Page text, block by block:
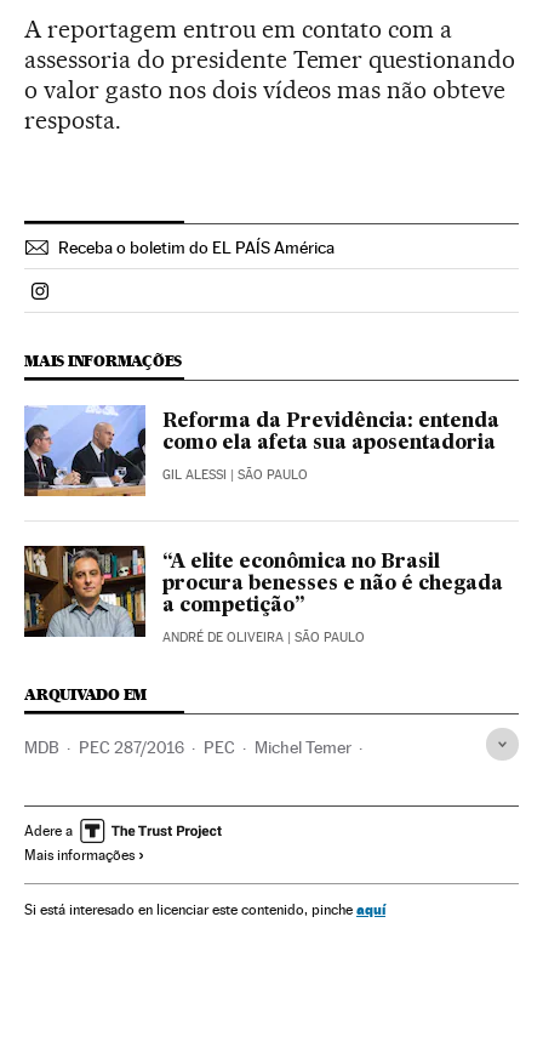
A reportagem entrou em contato com a
assessoria do presidente Temer questionando
o valor gasto nos dois vídeos mas não obteve
resposta.
Receba o boletim do EL PAÍS América
Politica El País Brasil en Instagram
MAIS INFORMAÇÕES
Reforma da Previdência: entenda
como ela afeta sua aposentadoria
GIL ALESSI | SÃO PAULO
“A elite econômica no Brasil
procura benesses e não é chegada
a competição”
ANDRÉ DE OLIVEIRA | SÃO PAULO
ARQUIVADO EM
MDB PEC 287/2016 PEC Michel Temer
Constituição brasileira Legislação Brasileira
Aposentadoria
Presidência Brasil Brasil Prestações Governo Brasil
Adere a
Mais informações
Si está interesado en licenciar este contenido, pinche aquí